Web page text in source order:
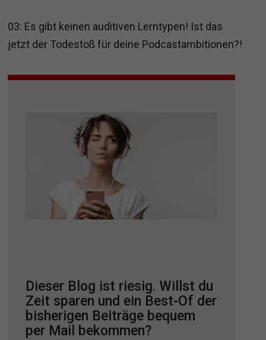
03: Es gibt keinen auditiven Lerntypen! Ist das
jetzt der Todestoß für deine Podcastambitionen?!
Dieser Blog ist riesig. Willst du
Zeit sparen und ein Best-Of der
bisherigen Beiträge bequem
per Mail bekommen?